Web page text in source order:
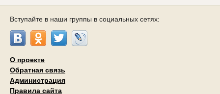
Вступайте в наши группы в социальных сетях:
О проекте
Обратная связь
Администрация
Правила сайта